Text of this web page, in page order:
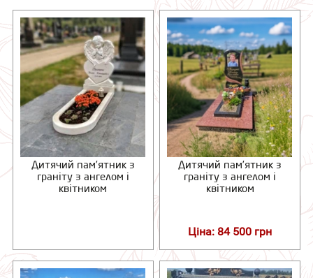
Дитячий пам’ятник з
граніту з ангелом і
квітником
Дитячий пам’ятник з
граніту з ангелом і
квітником
Ціна: 84 500 грн